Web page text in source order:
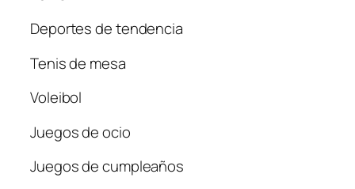
Deportes de tendencia
Tenis de mesa
Voleibol
Juegos de ocio
Juegos de cumpleaños